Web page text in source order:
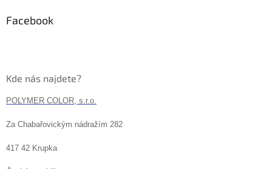
Facebook
Kde nás najdete?
POLYMER COLOR, s.r.o.
Za Chabařovickým nádražím 282
417 42 Krupka